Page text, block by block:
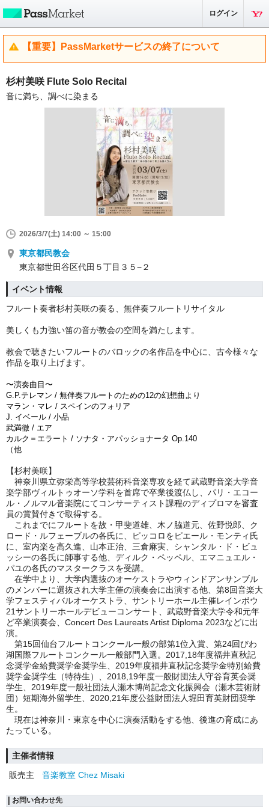
ログイン
【重要】PassMarketサービスの終了について
杉村美咲 Flute Solo Recital
音に満ち、調べに染まる
2026/3/7(土) 14:00 ～ 15:00
東京都民教会
東京都世田谷区代田５丁目３５−２
イベント情報
フルート奏者杉村美咲の奏る、無伴奏フルートリサイタル
美しくも力強い笛の音が教会の空間を満たします。
教会で聴きたいフルートのバロックの名作品を中心に、古今様々な
作品を取り上げます。
〜演奏曲目〜
G.P.テレマン / 無伴奏フルートのための12の幻想曲より
マラン・マレ / スペインのフォリア
J. イベール / 小品
武満徹 / エア
カルク＝エラート / ソナタ・アパッショナータ Op.140
（他
【杉村美咲】
神奈川県立弥栄高等学校芸術科音楽専攻を経て武蔵野音楽大学音
楽学部ヴィルトゥオーソ学科を首席で卒業後渡仏し、パリ・エコー
ル・ノルマル音楽院にてコンサーティスト課程のディプロマを審査
員の賞賛付きで取得する。
これまでにフルートを故・甲斐道雄、木ノ脇道元、佐野悦郎、ク
ロード・ルフェーブルの各氏に、ピッコロをピエール・モンティ氏
に、室内楽を高久進、山本正治、三倉麻実、シャンタル・ド・ビュ
ッシーの各氏に師事する他、ディルク・ペッペル、エマニュエル・
パユの各氏のマスタークラスを受講。
在学中より、大学内選抜のオーケストラやウィンドアンサンブル
のメンバーに選抜され大学主催の演奏会に出演する他、第8回音楽大
学フェスティバルオーケストラ、サントリーホール主催レインボウ
21サントリーホールデビューコンサート、武蔵野音楽大学令和元年
ど卒業演奏会、Concert Des Laureats Artist Diploma 2023などに出
演。
第15回仙台フルートコンクール一般の部第1位入賞、第24回びわ
湖国際フルートコンクール一般部門入選。2017,18年度福井直秋記
念奨学金給費奨学金奨学生、2019年度福井直秋記念奨学金特別給費
奨学金奨学生（特待生）、2018,19年度一般財団法人守谷育英会奨
学生、2019年度一般社団法人瀬木博尚記念文化振興会（瀬木芸術財
団）短期海外留学生、2020,21年度公益財団法人堀田育英財団奨学
生。
現在は神奈川・東京を中心に演奏活動をする他、後進の育成にあ
たっている。
主催者情報
販売主
音楽教室 Chez Misaki
お問い合わせ先